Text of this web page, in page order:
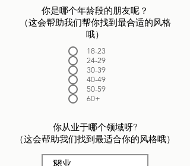
你是哪个年龄段的朋友呢？
（这会帮助我们帮你找到最合适的风格
哦）
18-23
24-29
30-39
40-49
50-59
60+
你从业于哪个领域呀?
（这会帮助我们找到最适合你的风格哦）